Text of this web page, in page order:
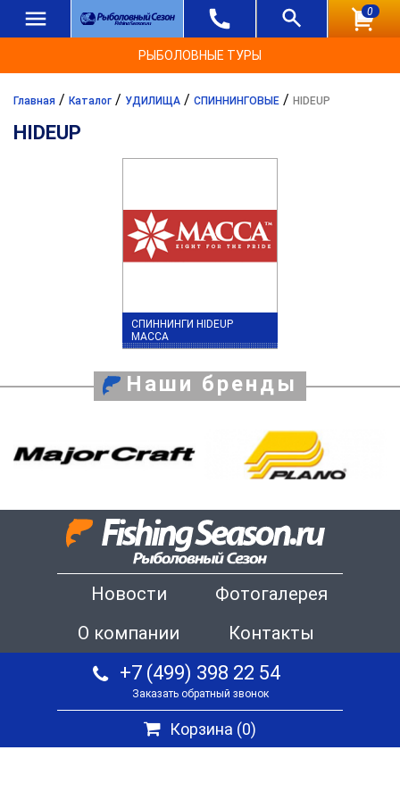
0
РЫБОЛОВНЫЕ ТУРЫ
Главная / Каталог / УДИЛИЩА / СПИННИНГОВЫЕ / HIDEUP
HIDEUP
СПИННИНГИ HIDEUP
MACCA
Наши бренды
Новости
Фотогалерея
О компании
Контакты
+7 (499) 398 22 54
Заказать обратный звонок
Корзина (0)